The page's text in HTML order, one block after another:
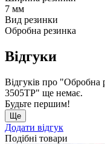
7 мм
Вид резинки
Обробна резинка
Відгуки
Відгуків про "Обробна
3505ТР" ще немає.
Будьте першим!
Ще
Додати відгук
Подібні товари